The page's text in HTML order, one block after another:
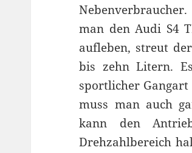
man den Audi S4
aufleben, streut
bis zehn Litern.
sportlicher
muss man auch
kann den
Drehzahlbereich